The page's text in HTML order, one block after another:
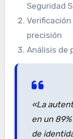
Seguridad
precisión
Análisis de
«La
en un
de